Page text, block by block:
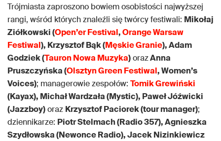
Trójmiasta zaproszono bowiem osobistości najwyższej
rangi, wśród których znaleźli się twórcy festiwali: Mikołaj
Ziółkowski (Open’er Festival,Orange Warsaw
Festiwal), Krzysztof Bąk (Męskie Granie), Adam
Godziek (Tauron Nowa Muzyka)orazAnna
Pruszczyńska (Olsztyn Green Festiwal, Women’s
Voices); managerowie zespołów: Tomik Grewiński
(Kayax), Michał Wardzała (Mystic), Paweł Jóźwicki
(Jazzboy)oraz Krzysztof Paciorek (tour manager);
dziennikarze: Piotr Stelmach (Radio 357), Agnieszka
Szydłowska (Newonce Radio), Jacek Nizinkiewicz